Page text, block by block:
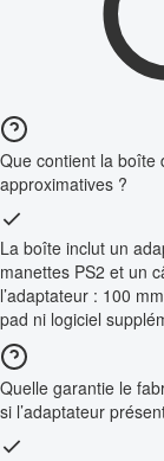
Que contient la boîte
approximatives ?
La boîte inclut un
manettes PS2 et un
l’adaptateur : 100
pad ni logiciel
Quelle garantie le
si l’adaptateur